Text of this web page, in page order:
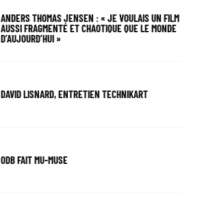
ANDERS THOMAS JENSEN : « JE VOULAIS UN FILM
AUSSI FRAGMENTÉ ET CHAOTIQUE QUE LE MONDE
D’AUJOURD’HUI »
DAVID LISNARD, ENTRETIEN TECHNIKART
ODB FAIT MU-MUSE